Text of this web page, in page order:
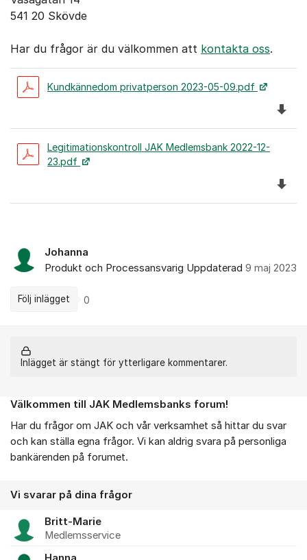
541 20 Skövde
Har du frågor är du välkommen att kontakta oss.
Kundkännedom privatperson 2023-05-09.pdf
Legitimationskontroll JAK Medlemsbank 2022-12-
23.pdf
Johanna
Produkt och Processansvarig Uppdaterad 9 maj 2023
Följ inlägget 0
Inlägget är stängt för ytterligare kommentarer.
Om forumet
Välkommen till JAK Medlemsbanks forum!
Har du frågor om JAK och vår verksamhet så hittar du svar
och kan ställa egna frågor. Vi kan aldrig svara på personliga
bankärenden på forumet.
Vi svarar på dina frågor
Britt-Marie
Medlemsservice